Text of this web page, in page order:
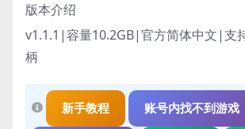
版本介绍
v1.1.1|容量10.2GB|官方简体中文|支
柄
新手教程 账号内找不到游戏